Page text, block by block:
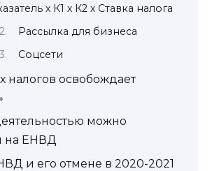
х К1 х К2 х Ставка налога
Рассылка для бизнеса
Соцсети
налогов освобождает
можно
на ЕНВД
и его отмене в 2020-2021